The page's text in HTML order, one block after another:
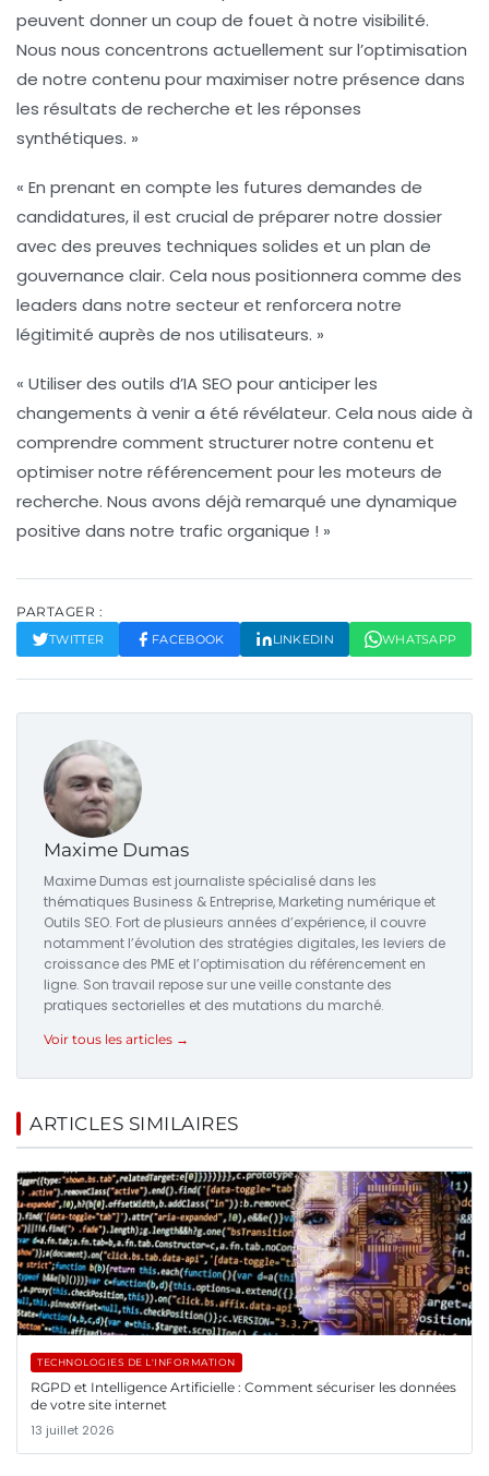
peuvent donner un coup de fouet à notre visibilité.
Nous nous concentrons actuellement sur l’optimisation
de notre contenu pour maximiser notre présence dans
les résultats de recherche et les réponses
synthétiques. »
« En prenant en compte les futures demandes de
candidatures, il est crucial de préparer notre dossier
avec des preuves techniques solides et un plan de
gouvernance clair. Cela nous positionnera comme des
leaders dans notre secteur et renforcera notre
légitimité auprès de nos utilisateurs. »
« Utiliser des outils d’IA SEO pour anticiper les
changements à venir a été révélateur. Cela nous aide à
comprendre comment structurer notre contenu et
optimiser notre référencement pour les moteurs de
recherche. Nous avons déjà remarqué une dynamique
positive dans notre trafic organique ! »
PARTAGER :
TWITTER FACEBOOK LINKEDIN WHATSAPP
Maxime Dumas
Maxime Dumas est journaliste spécialisé dans les
thématiques Business & Entreprise, Marketing numérique et
Outils SEO. Fort de plusieurs années d’expérience, il couvre
notamment l’évolution des stratégies digitales, les leviers de
croissance des PME et l’optimisation du référencement en
ligne. Son travail repose sur une veille constante des
pratiques sectorielles et des mutations du marché.
Voir tous les articles →
ARTICLES SIMILAIRES
TECHNOLOGIES DE L'INFORMATION
RGPD et Intelligence Artificielle : Comment sécuriser les données
de votre site internet
13 juillet 2026